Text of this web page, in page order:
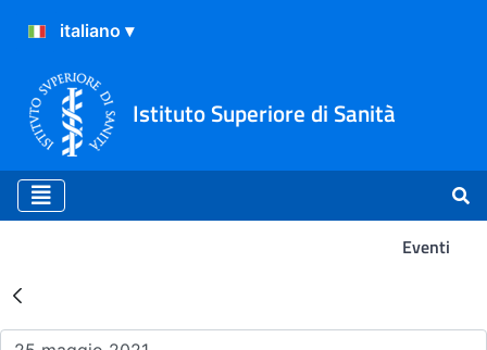
Istituto Superiore di Sanità
Eventi
Risultati della Ricerca -